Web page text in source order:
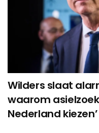
Wilders slaat
waarom
Nederland kiezen’